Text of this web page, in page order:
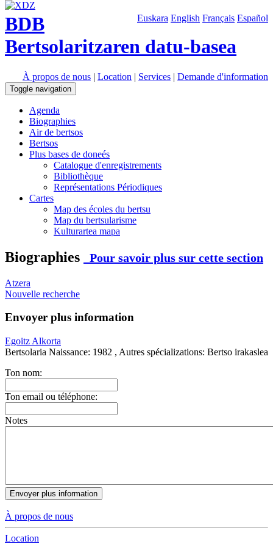
Euskara English Français Español
BDB
Bertsolaritzaren datu-basea
À propos de nous | Location | Services | Demande d'information
Toggle navigation
Agenda
Biographies
Air de bertsos
Bertsos
Plus bases de doneés
Catalogue d'enregistrements
Bibliothèque
Représentations Périodiques
Cartes
Map des écoles du bertsu
Map du bertsularisme
Kulturartea mapa
Biographies Pour savoir plus sur cette section
Atzera
Nouvelle recherche
Envoyer plus information
Egoitz Alkorta
Bertsolaria Naissance: 1982 , Autres spécializations: Bertso irakaslea
Ton nom:
Ton email ou téléphone:
Notes
À propos de nous
Location